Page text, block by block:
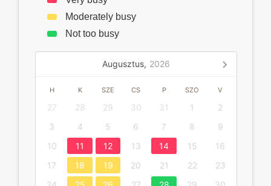
Moderately busy
Not too busy
Augusztus, 2026
H K SZE CS P SZO V
27 28 29 30 31 1
2
3
4 5 6 7 8
9
10
11 12 13 14 15
16
17
18 19 20 21 22
23